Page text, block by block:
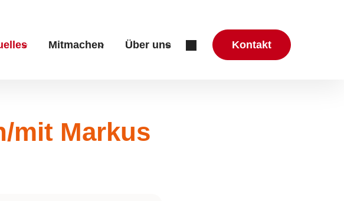
for "Unterstützung & Beratung"
Submenu for "Aktuelles"
Mitmachen
Submenu for "Mitmachen"
Über uns
Submenu for "Über uns"
Kontakt
mit Markus